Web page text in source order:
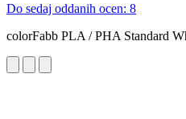
Do sedaj oddanih ocen: 8
colorFabb PLA / PHA Standard